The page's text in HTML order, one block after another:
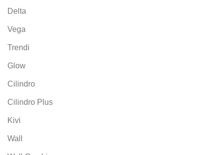
Delta
Vega
Trendi
Glow
Cilindro
Cilindro Plus
Kivi
Wall